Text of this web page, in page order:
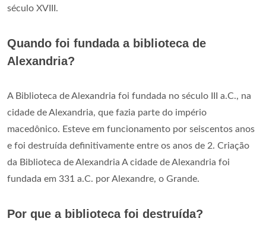
século XVIII.
Quando foi fundada a biblioteca de
Alexandria?
A Biblioteca de Alexandria foi fundada no século III a.C., na
cidade de Alexandria, que fazia parte do império
macedônico. Esteve em funcionamento por seiscentos anos
e foi destruída definitivamente entre os anos de 2. Criação
da Biblioteca de Alexandria A cidade de Alexandria foi
fundada em 331 a.C. por Alexandre, o Grande.
Por que a biblioteca foi destruída?